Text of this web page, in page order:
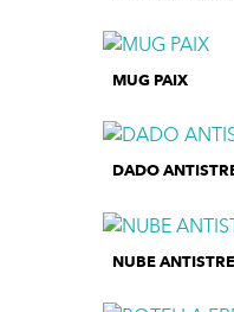
MUG PAIX
DADO
NUBE